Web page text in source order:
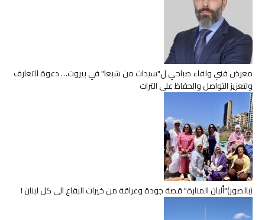
معرض فني ولقاء صباحي ل"سيدات من شبعا" في بيروت… دعوة للتعارف
ولتعزيز التواصل والحفاظ على التراث
(بالصور)"ألبان المنارة" قصة جودة وعراقة من خيرات البقاع الى كل لبنان !